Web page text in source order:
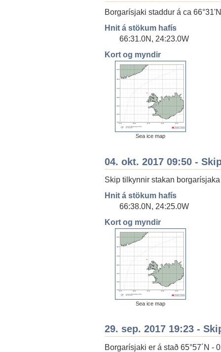
Borgarísjaki staddur á ca
Hnit á stökum hafís
66:31.0N, 24:23.0W
Kort og myndir
Sea ice map
04. okt. 2017 09:50 -
Skip tilkynnir stakan
Hnit á stökum hafís
66:38.0N, 24:25.0W
Kort og myndir
Sea ice map
29. sep. 2017 19:23 -
Borgarísjaki er á stað 65°57´N -